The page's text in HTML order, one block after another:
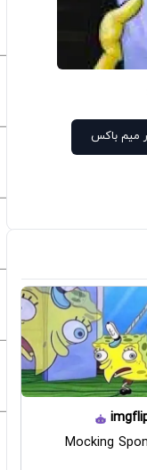
میم باکس
Mocking